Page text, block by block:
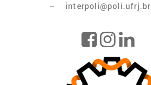
– interpoli@poli.ufrj.br